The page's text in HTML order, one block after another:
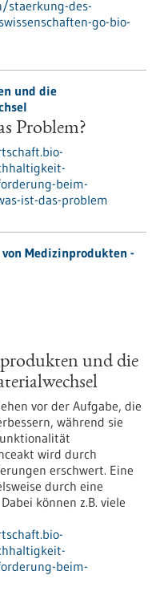
staerkung-des-
go-bio-
und die
Problem?
beim-
ist-das-problem
von Medizinprodukten -
und die
vor der Aufgabe, die
während sie
wird durch
erschwert. Eine
durch eine
können z.B. viele
beim-